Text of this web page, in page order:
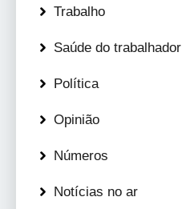
Trabalho
Saúde do trabalhador
Política
Opinião
Números
Notícias no ar